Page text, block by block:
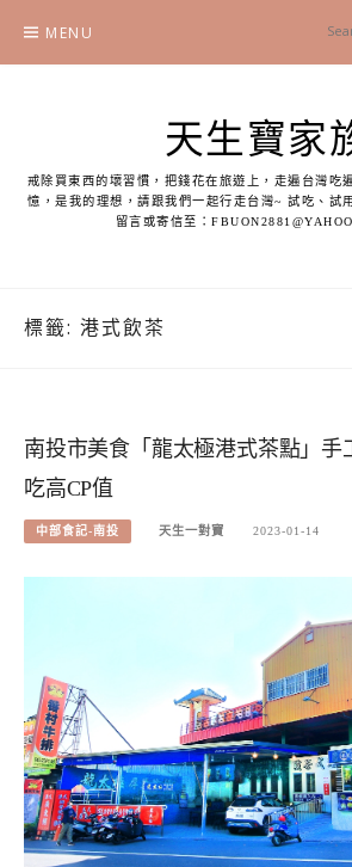
content
MENU
天生寶家
戒除買東西的壞習慣，把錢花在旅遊上，走遍台灣吃
憶，是我的理想，請跟我們一起行走台灣~ 試吃、試
留言或寄信至：
標籤: 港式飲茶
南投市美食「龍太極港式茶點」手
吃高CP值
中部食記-南投 天生一對寶 2023-01-14